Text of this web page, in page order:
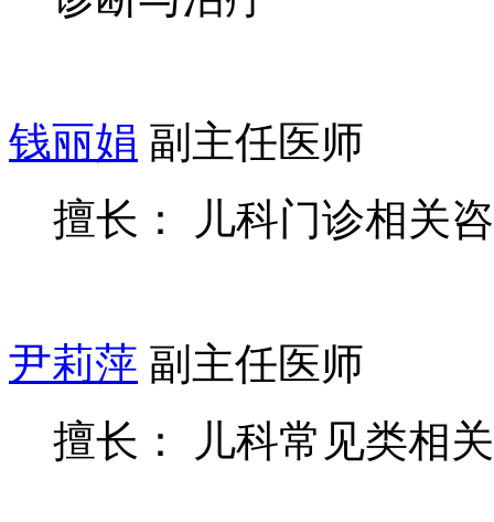
钱丽娟 副主任医师
擅长： 儿科门诊相关
尹莉萍 副主任医师
擅长： 儿科常见类相